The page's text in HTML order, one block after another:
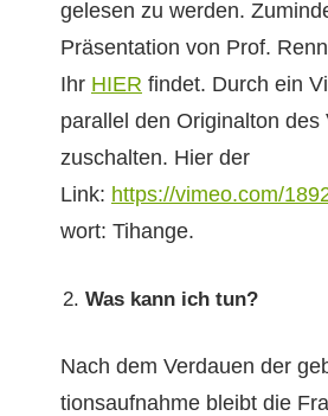
gele­sen zu wer­den.
Präsen­ta­tion von Prof.
Ihr HIER find­et. Durch ein
par­al­lel den Orig­inal­ton des
zuschal­ten. Hier der
Link: https://vimeo.com/
wort: Tihange.
Was kann ich tun?
Nach dem Ver­dauen der
tion­sauf­nahme bleibt die